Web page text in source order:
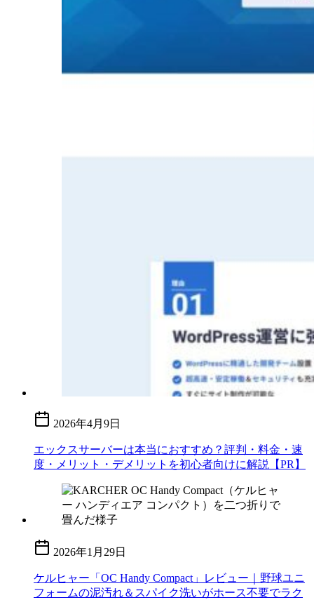
2026年4月9日
エックスサーバーは本当におすすめ？評判・料金・速
度・メリット・デメリットを初心者向けに解説【PR】
2026年1月29日
ケルヒャー「OC Handy Compact」レビュー｜野球ユニ
フォームの泥汚れ＆スパイク洗いがホース不要でラク